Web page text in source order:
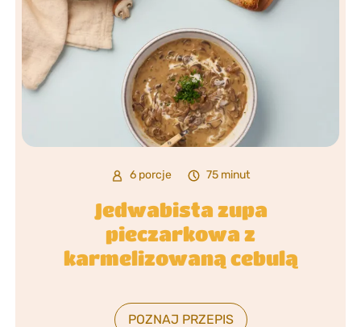
6 porcje 75 minut
Jedwabista zupa
pieczarkowa z
karmelizowaną cebulą
POZNAJ PRZEPIS